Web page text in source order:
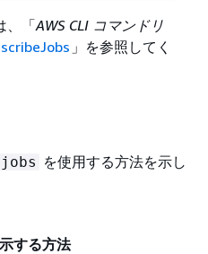
、「AWS CLI コマンドリ
」を参照してく
を使用する方法を示し
する方法